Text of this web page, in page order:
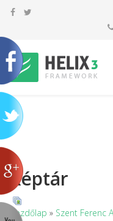
Képtár
Kezdőlap » Szent Ferenc